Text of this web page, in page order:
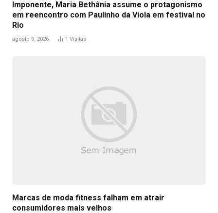
Imponente, Maria Bethânia assume o protagonismo
em reencontro com Paulinho da Viola em festival no
Rio
agosto 9, 2026 1 Visitas
Marcas de moda fitness falham em atrair
consumidores mais velhos